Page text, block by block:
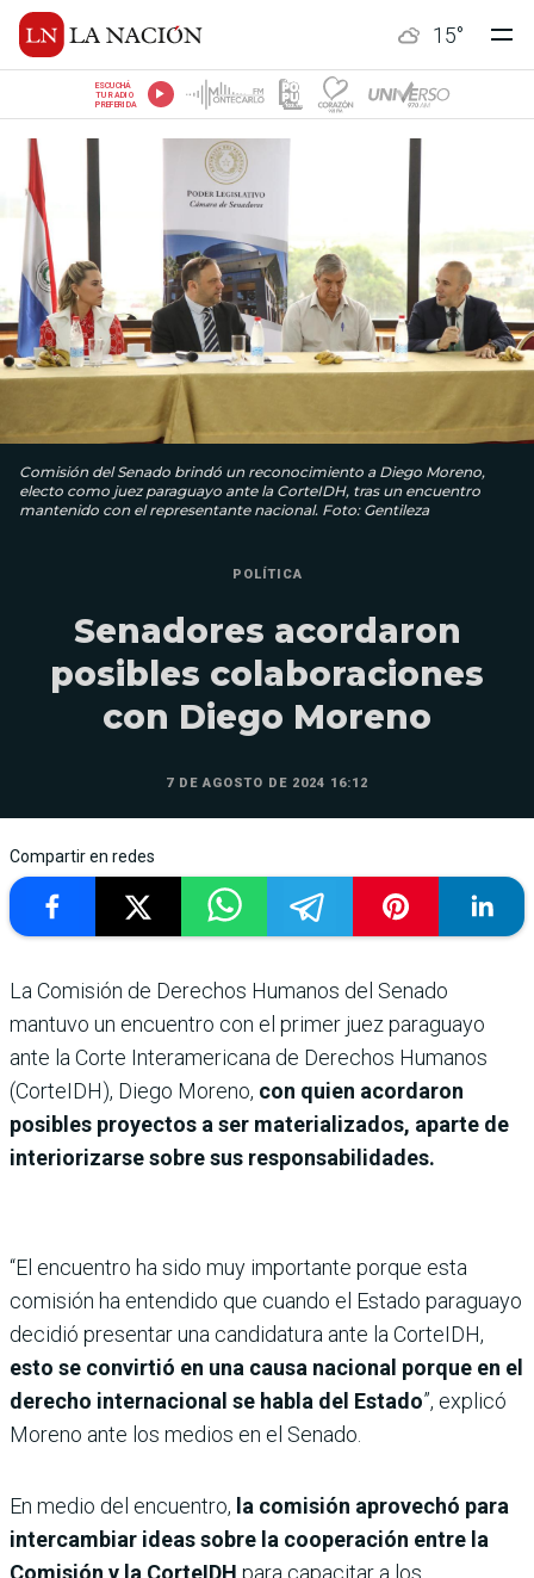
15°
ESCUCHÁ
TU RADIO
PREFERIDA
Comisión del Senado brindó un reconocimiento a Diego Moreno,
electo como juez paraguayo ante la CorteIDH, tras un encuentro
mantenido con el representante nacional. Foto: Gentileza
POLÍTICA
Senadores acordaron
posibles colaboraciones
con Diego Moreno
7 DE AGOSTO DE 2024 16:12
Compartir en redes
La Comisión de Derechos Humanos del Senado
mantuvo un encuentro con el primer juez paraguayo
ante la Corte Interamericana de Derechos Humanos
(CorteIDH), Diego Moreno, con quien acordaron
posibles proyectos a ser materializados, aparte de
interiorizarse sobre sus responsabilidades.
“El encuentro ha sido muy importante porque esta
comisión ha entendido que cuando el Estado paraguayo
decidió presentar una candidatura ante la CorteIDH,
esto se convirtió en una causa nacional porque en el
derecho internacional se habla del Estado”, explicó
Moreno ante los medios en el Senado.
En medio del encuentro, la comisión aprovechó para
intercambiar ideas sobre la cooperación entre la
Comisión y la CorteIDH para capacitar a los